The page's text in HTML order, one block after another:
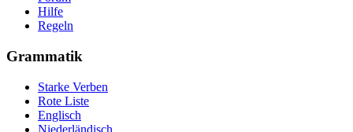
Hilfe
Regeln
Grammatik
Starke Verben
Rote Liste
Englisch
Niederländisch